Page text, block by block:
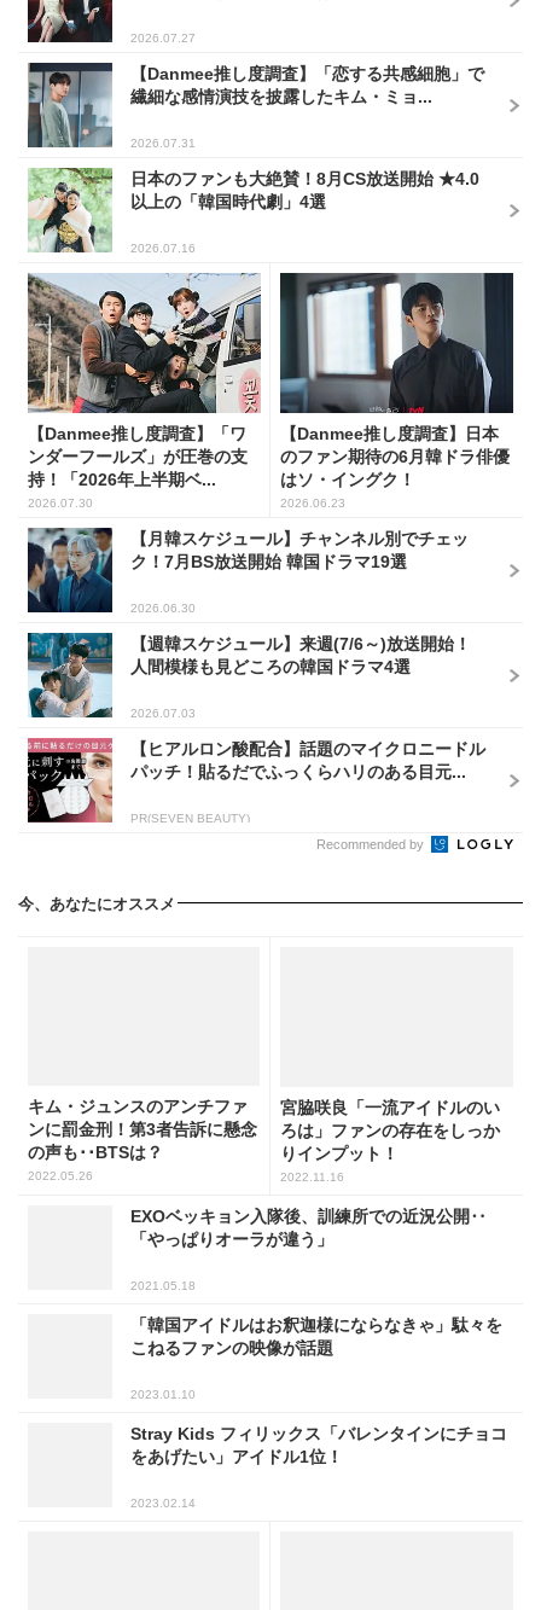
2026.07.27
【Danmee推し度調査】「恋する共感細胞」で
繊細な感情演技を披露したキム・ミョ...
2026.07.31
日本のファンも大絶賛！8月CS放送開始 ★4.0
以上の「韓国時代劇」4選
2026.07.16
【Danmee推し度調査】「ワ
ンダーフールズ」が圧巻の支
持！「2026年上半期ベ...
2026.07.30
【Danmee推し度調査】日本
のファン期待の6月韓ドラ俳優
はソ・イングク！
2026.06.23
【月韓スケジュール】チャンネル別でチェッ
ク！7月BS放送開始 韓国ドラマ19選
2026.06.30
【週韓スケジュール】来週(7/6～)放送開始！
人間模様も見どころの韓国ドラマ4選
2026.07.03
【ヒアルロン酸配合】話題のマイクロニードル
パッチ！貼るだでふっくらハリのある目元...
PR(SEVEN BEAUTY)
Recommended by
今、あなたにオススメ
キム・ジュンスのアンチファ
ンに罰金刑！第3者告訴に懸念
の声も･･BTSは？
2022.05.26
宮脇咲良「一流アイドルのい
ろは」ファンの存在をしっか
りインプット！
2022.11.16
EXOベッキョン入隊後、訓練所での近況公開‥
「やっぱりオーラが違う」
2021.05.18
「韓国アイドルはお釈迦様にならなきゃ」駄々を
こねるファンの映像が話題
2023.01.10
Stray Kids フィリックス「バレンタインにチョコ
をあげたい」アイドル1位！
2023.02.14